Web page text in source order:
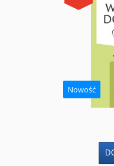
Nowość